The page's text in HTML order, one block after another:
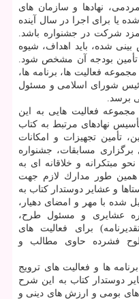
نهادها و سازمان های
یا برای اجرا در سال آینده
شركت در جشنواره باشد.
شده، باید اهداف، شیوه
تأمین بودجه آن مشخص شود.
فعالیت ها، برنامه ها،
شورای اسلامی و مسئول
برسد.
فعالیت هایی به این
نهادهای مرتبط به كتاب
تأمین تجهیزات و امكانات
برگزاری مسابقات، جشنواره
مبتكرانه و خلاقانه ای به
همین طور مدارك لازم جهت
و عشایر دوستدار كتاب به
با مهر و امضای دهیار،
عشایری و مسئول طرح،
برای فعالیت های
فشرده حاوی مطالب و
ها و فعالیت های ترویج
دوستدار كتاب به این شرح
های بومی و ارزش های دینی و